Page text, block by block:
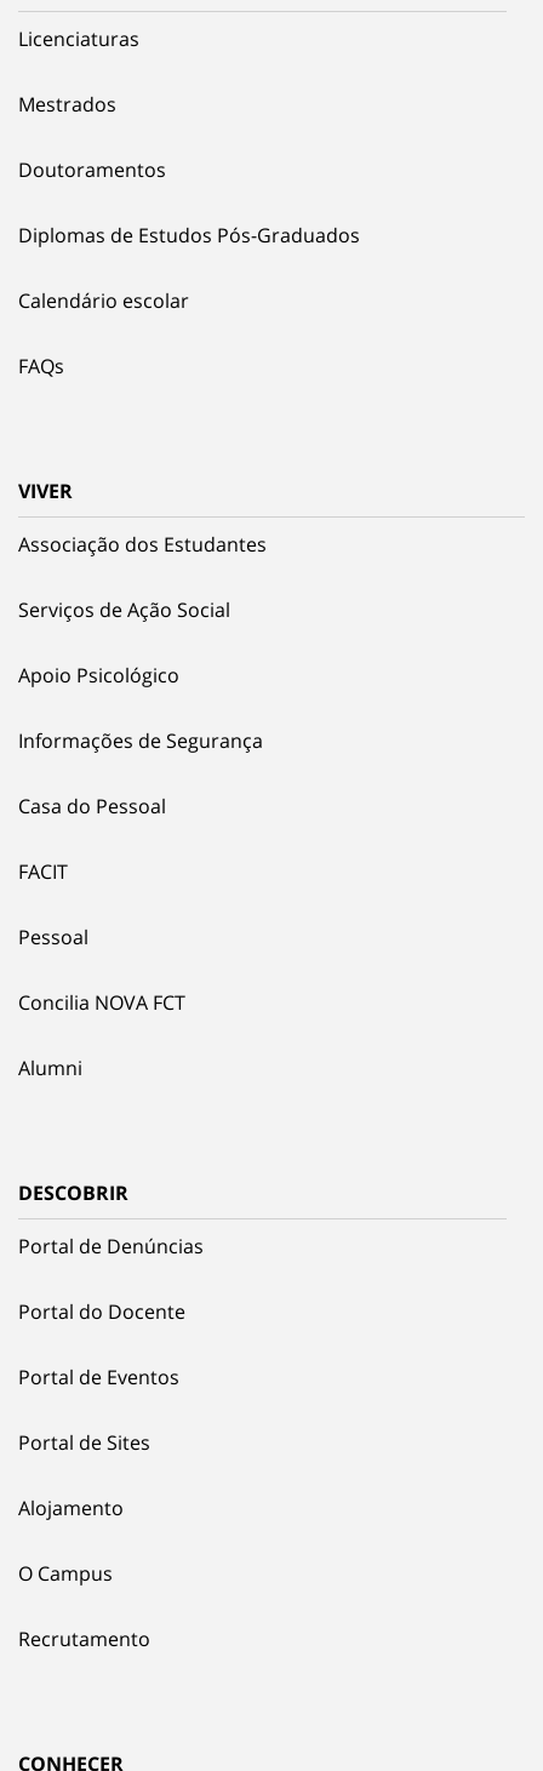
Licenciaturas
Mestrados
Doutoramentos
Diplomas de Estudos Pós-Graduados
Calendário escolar
FAQs
VIVER
Associação dos Estudantes
Serviços de Ação Social
Apoio Psicológico
Informações de Segurança
Casa do Pessoal
FACIT
Pessoal
Concilia NOVA FCT
Alumni
DESCOBRIR
Portal de Denúncias
Portal do Docente
Portal de Eventos
Portal de Sites
Alojamento
O Campus
Recrutamento
CONHECER